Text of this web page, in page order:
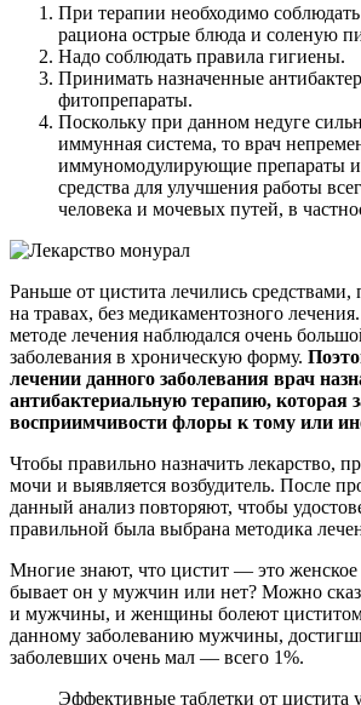
При терапии необходимо соблюдать
рациона острые блюда и соленую
Надо соблюдать правила гигиены.
Принимать назначенные
фитопрепараты.
Поскольку при данном недуге
иммунная система, то врач
иммуномодулирующие препараты и
средства для улучшения работы
человека и мочевых путей, в
Раньше от цистита лечились
на травах, без медикаментозного
методе лечения наблюдался очень
заболевания в хроническую форму.
лечении данного заболевания врач
антибактериальную терапию, которая
восприимчивости флоры к тому или
Чтобы правильно назначить лекарство,
мочи и выявляется возбудитель. После
данный анализ повторяют, чтобы
правильной была выбрана методика
Многие знают, что цистит — это женское
бывает он у мужчин или нет? Можно
и мужчины, и женщины болеют
данному заболеванию мужчины,
заболевших очень мал — всего 1%.
Эффективные таблетки от цистита